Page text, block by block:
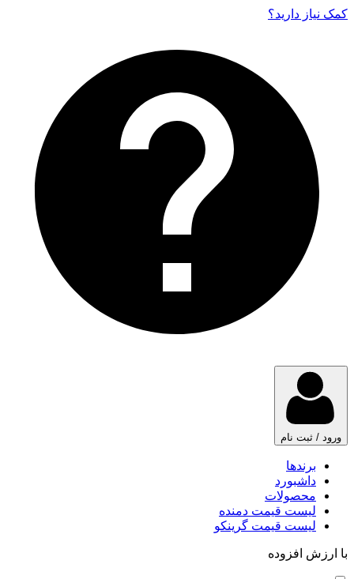
کمک نیاز دارید‌؟
ورود / ثبت نام
برندها
داشبورد
محصولات
لیست قیمت دمنده
لیست قیمت گرینکو
با ارزش افزوده